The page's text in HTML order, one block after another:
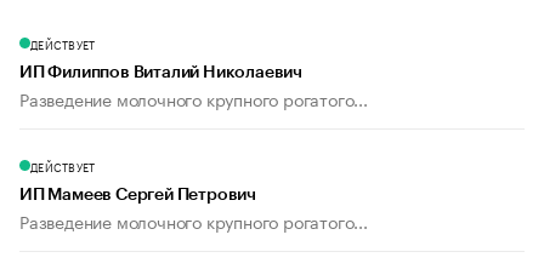
ДЕЙСТВУЕТ
ИП Филиппов Виталий Николаевич
Разведение молочного крупного рогатого...
ДЕЙСТВУЕТ
ИП Мамеев Сергей Петрович
Разведение молочного крупного рогатого...